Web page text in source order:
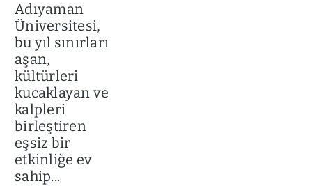
Adıyaman
Üniversitesi,
bu yıl sınırları
aşan,
kültürleri
kucaklayan ve
kalpleri
birleştiren
eşsiz bir
etkinliğe ev
sahip...